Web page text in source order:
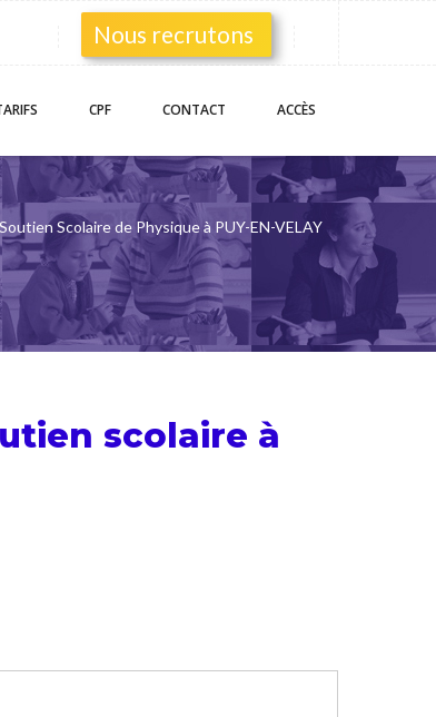
Nous recrutons
CPF CONTACT ACCÈS
Soutien Scolaire de Physique à PUY-EN-VELAY
scolaire à